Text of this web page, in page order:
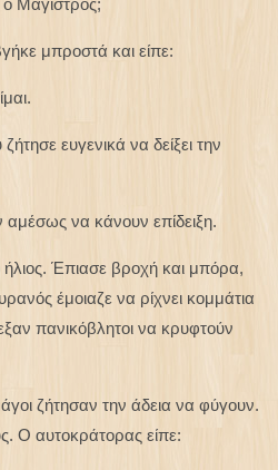
Μάγιστρος;
μπροστά και είπε:
ευγενικά να δείξει την
αμέσως να κάνουν επίδειξη.
Έπιασε βροχή και μπόρα,
έμοιαζε να ρίχνει κομμάτια
πανικόβλητοι να κρυφτούν
ζήτησαν την άδεια να φύγουν.
Ο αυτοκράτορας είπε: